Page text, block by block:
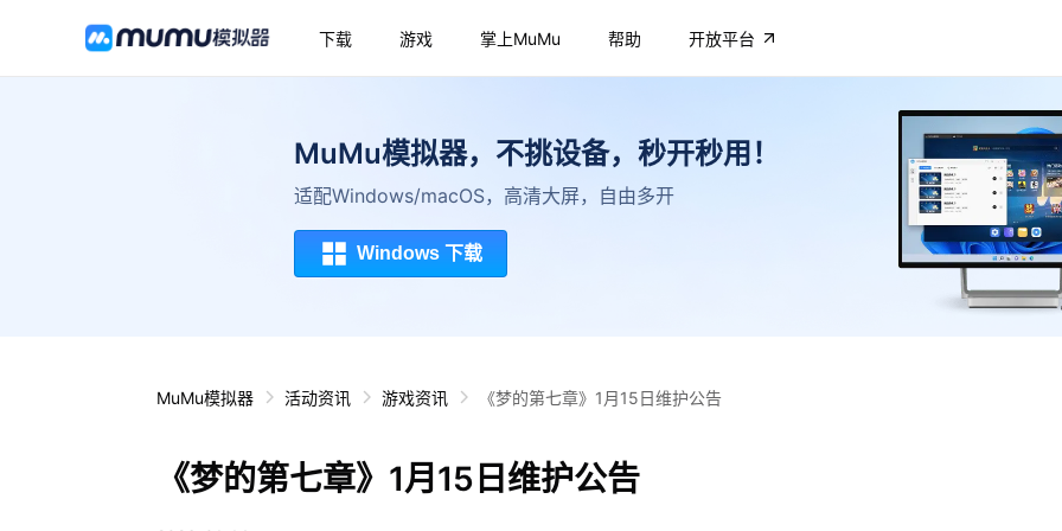
下载 游戏 掌上MuMu 帮助 开放平台
MuMu模拟器，不挑设备，秒开秒用！
适配Windows/macOS，高清大屏，自由多开
Windows 下载
MuMu模拟器 活动资讯 游戏资讯 《梦的第七章》1月15日维护公告
《梦的第七章》1月15日维护公告